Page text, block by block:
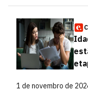
1 de novembro de